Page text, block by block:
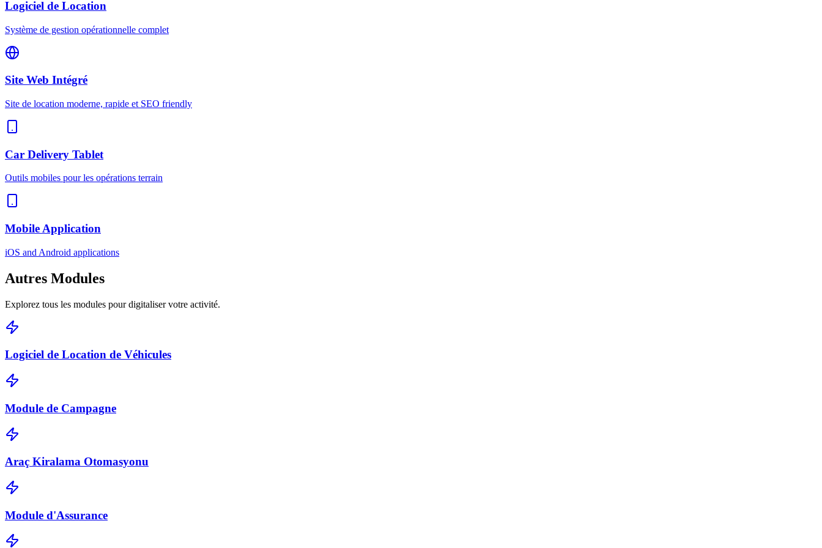
Logiciel de Location
Système de gestion opérationnelle complet
Site Web Intégré
Site de location moderne, rapide et SEO friendly
Car Delivery Tablet
Outils mobiles pour les opérations terrain
Mobile Application
iOS and Android applications
Autres Modules
Explorez tous les modules pour digitaliser votre activité.
Logiciel de Location de Véhicules
Module de Campagne
Araç Kiralama Otomasyonu
Module d'Assurance